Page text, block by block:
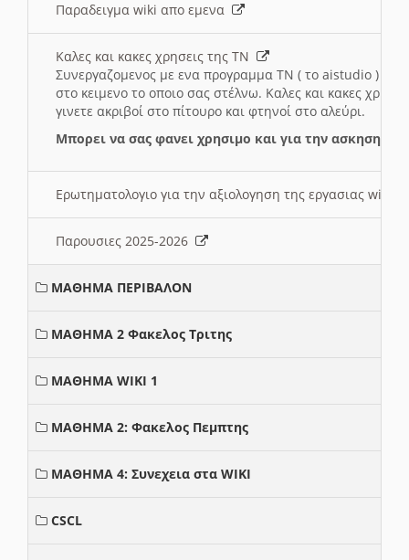
Παραδειγμα wiki απο εμενα
Καλες και κακες χρησεις της ΤΝ
Συνεργαζομενος με ενα προγραμμα ΤΝ ( το aistudio ) και
στο κειμενο το οποιο σας στέλνω. Καλες και κακες
γινετε ακριβοί στο πίτουρο και φτηνοί στο αλεύρι.
Μπορει να σας φανει χρησιμο και για την ασκηση
Ερωτηματολογιο για την αξιολογηση της εργασιας wiki
Παρουσιες 2025-2026
ΜΑΘΗΜΑ ΠΕΡΙΒΑΛΟΝ
ΜΑΘΗΜΑ 2 Φακελος Τριτης
ΜΑΘΗΜΑ WIKI 1
ΜΑΘΗΜΑ 2: Φακελος Πεμπτης
ΜΑΘΗΜΑ 4: Συνεχεια στα WIKI
CSCL